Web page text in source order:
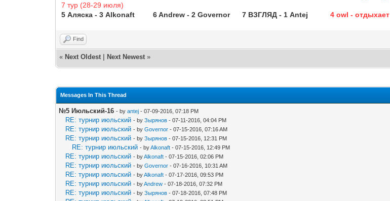
7 тур (28-29 июля)
5 Аляска - 3 Alkonaft 6 Andrew - 2 Governor 7 ВЗГЛЯД - 1 Antej4 owl - отдыхает
Find
« Next Oldest Next Newest »
Messages In This Thread
№5 Июльский-16 - byantej - 07-09-2016, 07:18 PM
RE: турнир июльский - byЗырянов - 07-11-2016, 04:04 PM
RE: турнир июльский - byGovernor - 07-15-2016, 07:16 AM
RE: турнир июльский - byЗырянов - 07-15-2016, 12:31 PM
RE: турнир июльский - byAlkonaft - 07-15-2016, 12:49 PM
RE: турнир июльский - byAlkonaft - 07-15-2016, 02:06 PM
RE: турнир июльский - byGovernor - 07-16-2016, 10:31 AM
RE: турнир июльский - byAlkonaft - 07-17-2016, 09:53 PM
RE: турнир июльский - byAndrew - 07-18-2016, 07:32 PM
RE: турнир июльский - byЗырянов - 07-18-2016, 07:48 PM